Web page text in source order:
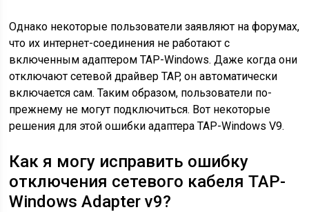
Однако некоторые пользователи заявляют на форумах,
что их интернет-соединения не работают с
включенным адаптером TAP-Windows. Даже когда они
отключают сетевой драйвер TAP, он автоматически
включается сам. Таким образом, пользователи по-
прежнему не могут подключиться. Вот некоторые
решения для этой ошибки адаптера TAP-Windows V9.
Как я могу исправить ошибку
отключения сетевого кабеля TAP-
Windows Adapter v9?